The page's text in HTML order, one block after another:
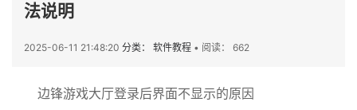
法说明
2025-06-11 21:48:20 分类： 软件教程 • 阅读： 662
边锋游戏大厅登录后界面不显示的原因